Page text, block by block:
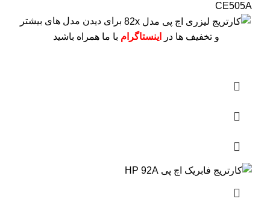
CE505A
برای دیدن مدل های بیشتر
و تخفیف ها در
اینستاگرام با ما همراه باشید